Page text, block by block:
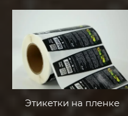
Этикетки на пленке